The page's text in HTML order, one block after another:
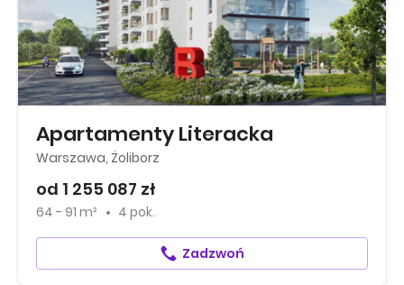
Apartamenty Literacka
Warszawa, Żoliborz
od 1 255 087 zł
64 - 91 m² 4 pok.
Zadzwoń